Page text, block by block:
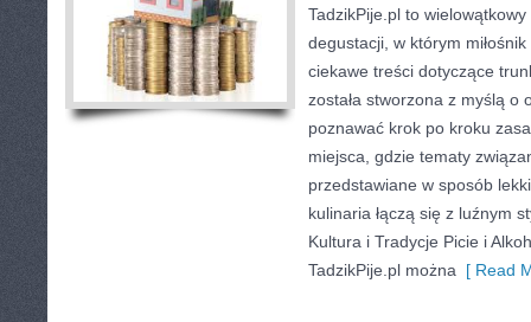
TadzikPije.pl to
degustacji, w którym
ciekawe treści dotyczące
została stworzona z myślą o
poznawać krok po kroku
miejsca, gdzie tematy
przedstawiane w sposób
kulinaria łączą się z luźnym
Kultura i Tradycje Picie i
TadzikPije.pl można [ Read